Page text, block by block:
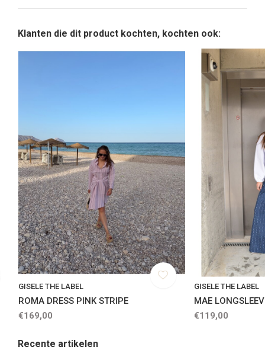
Klanten die dit product kochten, kochten ook:
GISELE THE LABEL
ROMA DRESS PINK STRIPE
€169,00
GISELE THE LABEL
MAE
€119,00
Recente artikelen